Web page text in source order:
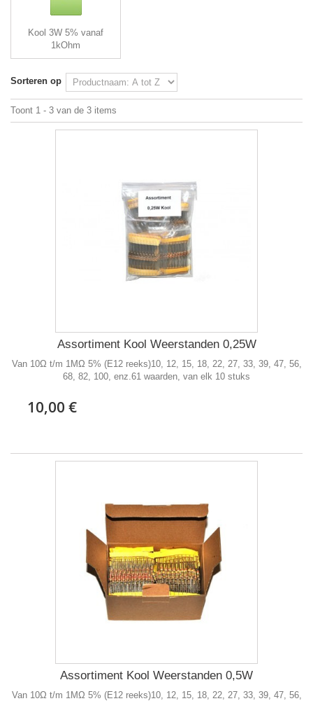
Kool 3W 5% vanaf
1kOhm
Sorteren op
Toont 1 - 3 van de 3 items
Assortiment Kool Weerstanden 0,25W
Van 10Ω t/m 1MΩ 5% (E12 reeks)10, 12, 15, 18, 22, 27, 33, 39, 47, 56,
68, 82, 100, enz.61 waarden, van elk 10 stuks
10,00 €
Assortiment Kool Weerstanden 0,5W
Van 10Ω t/m 1MΩ 5% (E12 reeks)10, 12, 15, 18, 22, 27, 33, 39, 47, 56,